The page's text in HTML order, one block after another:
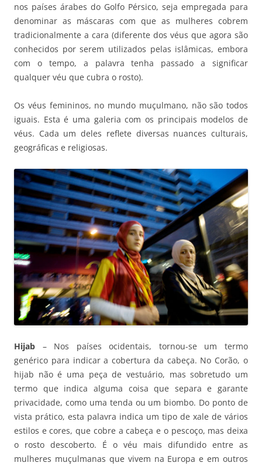
nos países árabes do Golfo Pérsico, seja empregada para
denominar as máscaras com que as mulheres cobrem
tradicionalmente a cara (diferente dos véus que agora são
conhecidos por serem utilizados pelas islâmicas, embora
com o tempo, a palavra tenha passado a significar
qualquer véu que cubra o rosto).
Os véus femininos, no mundo muçulmano, não são todos
iguais. Esta é uma galeria com os principais modelos de
véus. Cada um deles reflete diversas nuances culturais,
geográficas e religiosas.
Hijab – Nos países ocidentais, tornou-se um termo
genérico para indicar a cobertura da cabeça. No Corão, o
hijab não é uma peça de vestuário, mas sobretudo um
termo que indica alguma coisa que separa e garante
privacidade, como uma tenda ou um biombo. Do ponto de
vista prático, esta palavra indica um tipo de xale de vários
estilos e cores, que cobre a cabeça e o pescoço, mas deixa
o rosto descoberto. É o véu mais difundido entre as
mulheres muçulmanas que vivem na Europa e em outros